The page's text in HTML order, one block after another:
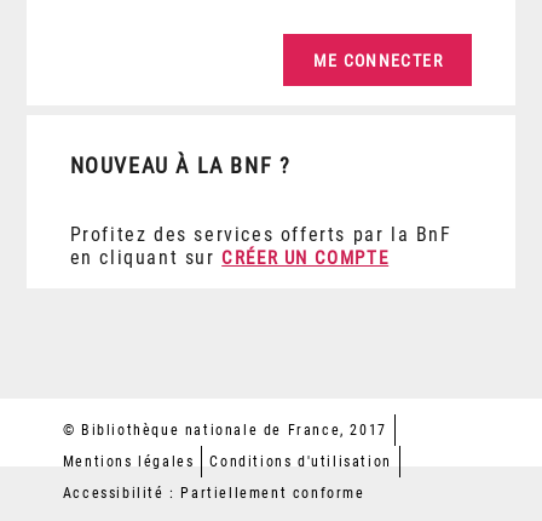
NOUVEAU À LA BNF ?
Profitez des services offerts par la BnF
en cliquant sur CRÉER UN COMPTE
© Bibliothèque nationale de France, 2017
Mentions légales
Conditions d'utilisation
Accessibilité : Partiellement conforme